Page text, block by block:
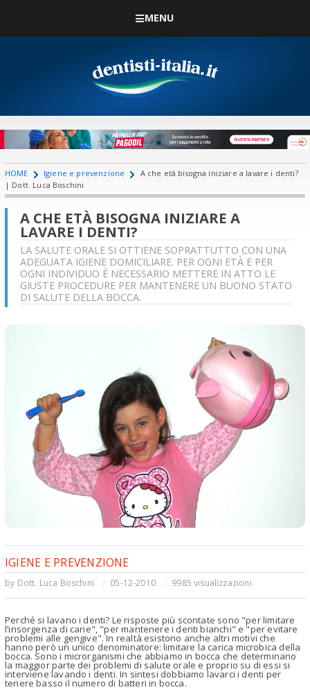
MENU
HOME Igiene e prevenzione
A che età bisogna iniziare a lavare i denti?
| Dott. Luca Boschini
A CHE ETÀ BISOGNA INIZIARE A
LAVARE I DENTI?
LA SALUTE ORALE SI OTTIENE SOPRATTUTTO CON UNA
ADEGUATA IGIENE DOMICILIARE. PER OGNI ETÀ E PER
OGNI INDIVIDUO È NECESSARIO METTERE IN ATTO LE
GIUSTE PROCEDURE PER MANTENERE UN BUONO STATO
DI SALUTE DELLA BOCCA.
IGIENE E PREVENZIONE
by Dott. Luca Boschini 05-12-2010 9985 visualizzazioni
Perché si lavano i denti? Le risposte più scontate sono "per limitare
l’insorgenza di carie", "per mantenere i denti bianchi" e "per evitare
problemi alle gengive". In realtà esistono anche altri motivi che
hanno però un unico denominatore: limitare la carica microbica della
bocca. Sono i microrganismi che abbiamo in bocca che determinano
la maggior parte dei problemi di salute orale e proprio su di essi si
interviene lavando i denti. In sintesi dobbiamo lavarci i denti per
tenere basso il numero di batteri in bocca.